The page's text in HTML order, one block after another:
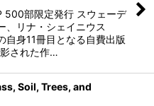
部限定発行 スウェーデ
、リナ・シェイニウス
自身11冊目となる自費出版
された作…
Soil, Trees, and